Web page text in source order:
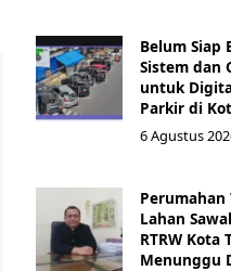
Belum Siap
Sistem dan
untuk
Parkir di
6 Agustus
Perumahan
Lahan
RTRW Kota
Menunggu